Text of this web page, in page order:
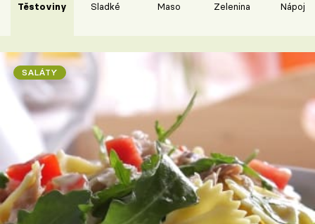
Těstoviny Sladké Maso Zelenina Nápoje
SALÁTY